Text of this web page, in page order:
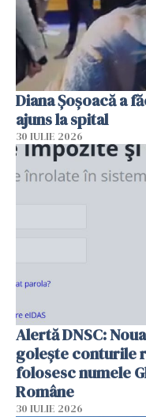
Diana Șoșoacă a
ajuns la spital
30 IULIE 2026
Alertă DNSC:
golește conturile
folosesc numele
Române
30 IULIE 2026